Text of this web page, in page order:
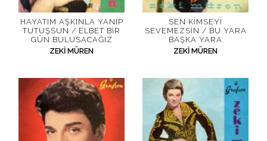
HAYATIM AŞKINLA YANIP
TUTUŞSUN / ELBET BIR
GÜN BULUSACAĞIZ
ZEKI MÜREN
SEN KIMSEYI
SEVEMEZSIN / BU YARA
BAŞKA YARA
ZEKI MÜREN